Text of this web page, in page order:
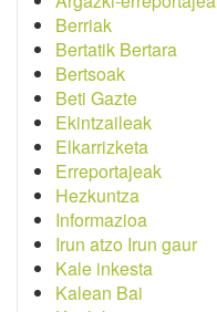
Berriak
Bertatik Bertara
Bertsoak
Beti Gazte
Ekintzaileak
Elkarrizketa
Erreportajeak
Hezkuntza
Informazioa
Irun atzo Irun gaur
Kale inkesta
Kalean Bai